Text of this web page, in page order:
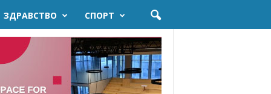
ЗДРАВСТВО СПОРТ